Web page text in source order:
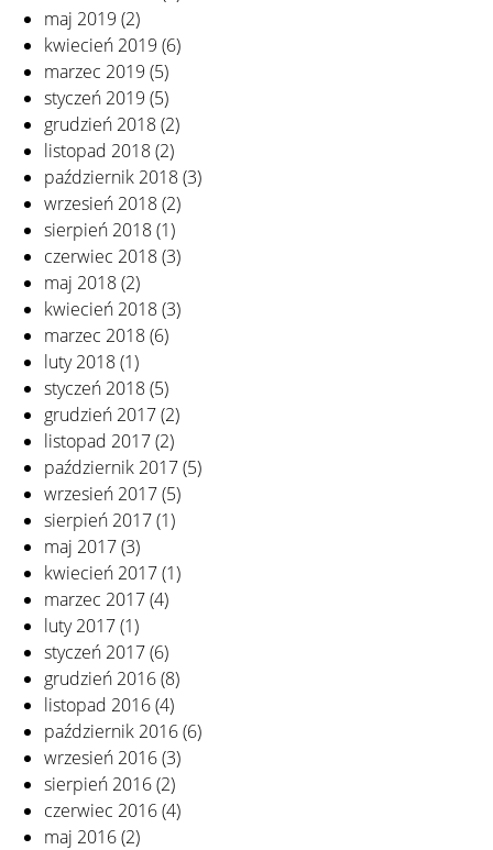
maj 2019 (2)
kwiecień 2019 (6)
marzec 2019 (5)
styczeń 2019 (5)
grudzień 2018(2)
listopad 2018(2)
październik 2018(3)
wrzesień 2018(2)
sierpień 2018(1)
czerwiec 2018(3)
maj 2018(2)
kwiecień 2018(3)
marzec 2018(6)
luty 2018(1)
styczeń 2018(5)
grudzień 2017(2)
listopad 2017(2)
październik 2017(5)
wrzesień 2017(5)
sierpień 2017(1)
maj 2017(3)
kwiecień 2017(1)
marzec 2017(4)
luty 2017(1)
styczeń 2017(6)
grudzień 2016(8)
listopad 2016(4)
październik 2016(6)
wrzesień 2016(3)
sierpień 2016(2)
czerwiec 2016(4)
maj 2016(2)